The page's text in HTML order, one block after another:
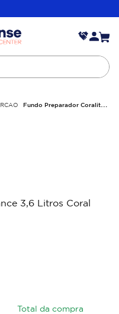
Fundo Preparador Coralit
3,6 Litros Coral
Total da compra